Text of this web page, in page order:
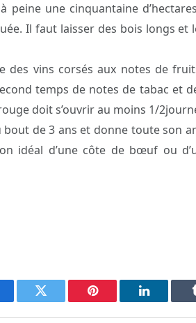
peine une cinquantaine
Il faut laisser des bois longs et
des vins corsés aux notes de
temps de notes de tabac et
doit s’ouvrir au moins 1/
bout de 3 ans et donne toute son
idéal d’une côte de bœuf ou
Twitter Pinterest LinkedIn